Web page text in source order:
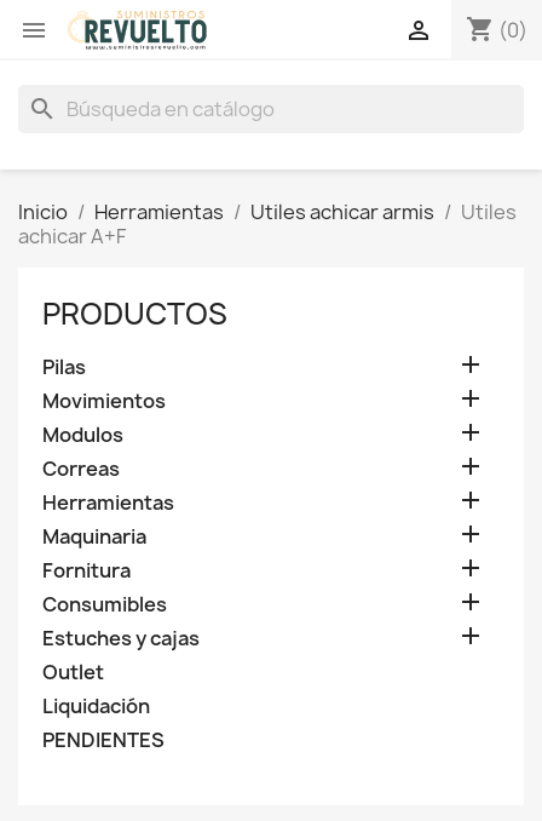
 shopping_cart (0)

search
Inicio Herramientas Utiles achicar armis
Utiles
achicar A+F
PRODUCTOS
Pilas 
Movimientos 
Modulos 
Correas 
Herramientas 
Maquinaria 
Fornitura 
Consumibles 
Estuches y cajas 
Outlet
Liquidación
PENDIENTES